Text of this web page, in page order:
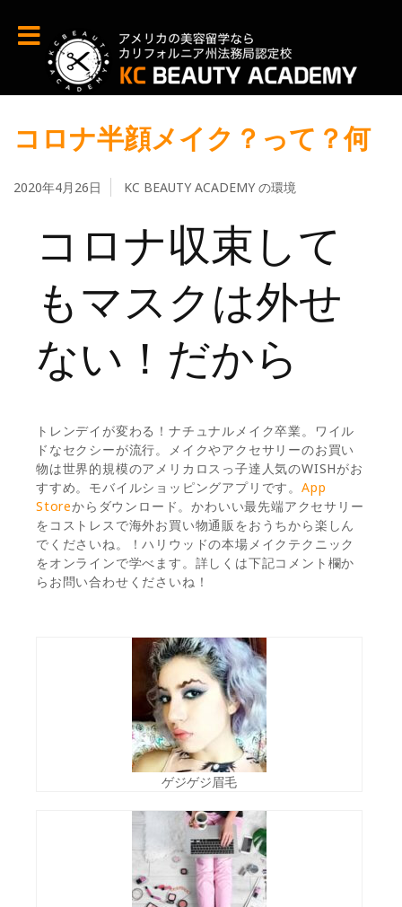
コロナ半顔メイク？って？何
2020年4月26日 KC BEAUTY ACADEMY の環境
コロナ収束して
もマスクは外せ
ない！だから
トレンデイが変わる！ナチュナルメイク卒業。ワイル
ドなセクシーが流行。メイクやアクセサリーのお買い
物は世界的規模のアメリカロスっ子達人気のWISHがお
すすめ。モバイルショッピングアプリです。 App
Storeからダウンロード。かわいい最先端アクセサリー
をコストレスで海外お買い物通販をおうちから楽しん
でくださいね。！ハリウッドの本場メイクテクニック
をオンラインで学べます。詳しくは下記コメント欄か
らお問い合わせくださいね！
ゲジゲジ眉毛